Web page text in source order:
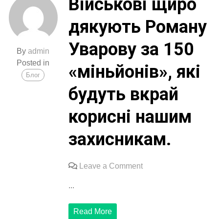
Byadmin
Posted in
Блог
Військові щиро
дякують Роману
Уварову за 150
«міньйонів», які
будуть вкрай
корисні нашим
захисникам.
Leave a Commenton
...
Read More